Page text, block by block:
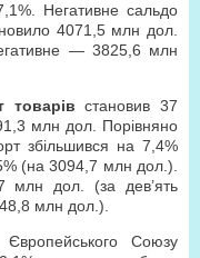
Негативне сальдо
4071,5 млн дол.
— 3825,6 млн
товарів становив 37
млн дол. Порівняно
збільшився на 7,4%
(на 3094,7 млн дол.).
млн дол. (за дев’ять
млн дол.).
Союзу